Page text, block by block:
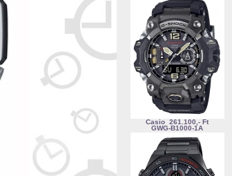
Casio 261.100,- Ft
GWG-B1000-1A